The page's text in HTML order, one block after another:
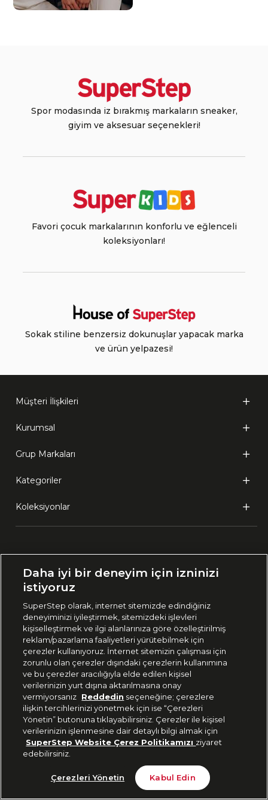
Tükendi
Spor modasında iz bırakmış markaların sneaker,
giyim ve aksesuar seçenekleri!
Favori çocuk markalarının konforlu ve eğlenceli
koleksiyonları!
Sokak stiline benzersiz dokunuşlar yapacak marka
ve ürün yelpazesi!
Müşteri İlişkileri
Kurumsal
Grup Markaları
Kategoriler
Koleksiyonlar
🇹🇷 Türkiye
444 37 36
Uygulamadan Takip Edin
Bizi Takip Edin
Daha iyi bir deneyim için izninizi
istiyoruz
SuperStep olarak, internet sitemizde edindiğiniz
deneyiminizi iyileştirmek, sitemizdeki işlevleri
kişiselleştirmek ve ilgi alanlarınıza göre özelleştirilmiş
reklam/pazarlama faaliyetleri yürütebilmek için
çerezler kullanıyoruz. İnternet sitemizin çalışması için
zorunlu olan çerezler dışındaki çerezlerin kullanımına
ve bu çerezler aracılığıyla elde edilen kişisel
verilerinizin yurt dışına aktarılmasına onay
vermiyorsanız Reddedin seçeneğine; çerezlere
ilişkin tercihlerinizi yönetmek için ise “Çerezleri
Yönetin” butonuna tıklayabilirsiniz. Çerezler ile kişisel
verilerinizin işlenmesine dair detaylı bilgi almak için
SuperStep Website Çerez Politikamızı ziyaret
edebilirsiniz.
Çerezleri Yönetin Kabul Edin